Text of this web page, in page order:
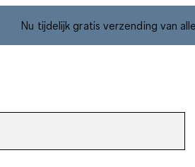
Nu tijdelijk gratis verzending van